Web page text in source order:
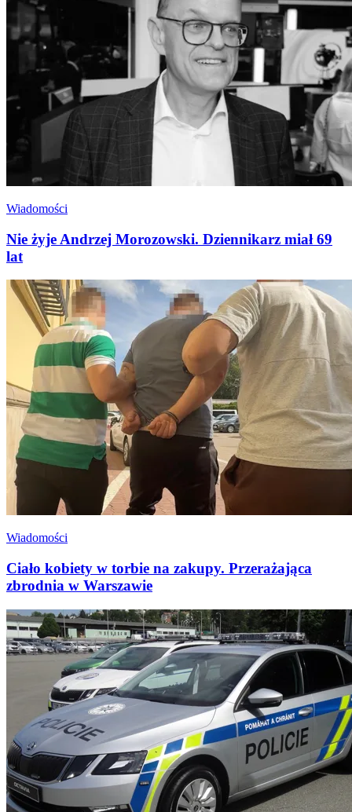
Wiadomości
Nie żyje Andrzej Morozowski. Dziennikarz miał 69
lat
Wiadomości
Ciało kobiety w torbie na zakupy. Przerażająca
zbrodnia w Warszawie